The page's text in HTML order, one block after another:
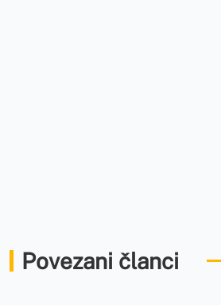
Povezani članci